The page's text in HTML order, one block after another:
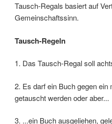
Tausch-Regals basiert auf
Gemeinschaftssinn.
Tausch-Regeln
1. Das Tausch-Regal soll
2. Es darf ein Buch gegen ein
getauscht werden oder aber...
3. ...ein Buch ausgeliehen,